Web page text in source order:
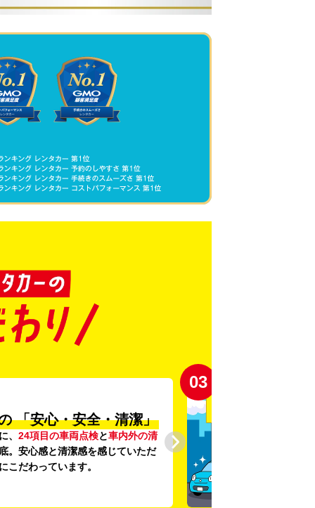
「安心・安全・清潔」
、 24項目の車両点検と車内外の清
。安心感と清潔感を感じていただ
こだわっています。
03